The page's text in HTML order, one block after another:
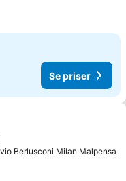
Se priser
i favoritter
Berlusconi Milan Malpensa